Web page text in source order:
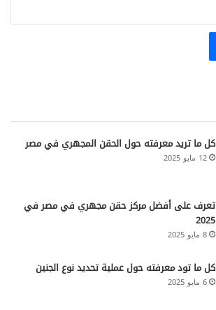
كل ما تريد معرفته حول الحقن المجهري في مصر
12 مايو 2025
تعرف على أفضل مركز حقن مجهري في مصر في
2025
8 مايو 2025
كل ما تود معرفته حول عملية تحديد نوع الجنين
6 مايو 2025